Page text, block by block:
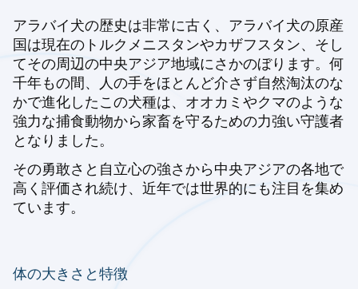
アラバイ犬の歴史は非常に古く、アラバイ犬の原産
国は現在のトルクメニスタンやカザフスタン、そし
てその周辺の中央アジア地域にさかのぼります。何
千年もの間、人の手をほとんど介さず自然淘汰のな
かで進化したこの犬種は、オオカミやクマのような
強力な捕食動物から家畜を守るための力強い守護者
となりました。
その勇敢さと自立心の強さから中央アジアの各地で
高く評価され続け、近年では世界的にも注目を集め
ています。
体の大きさと特徴